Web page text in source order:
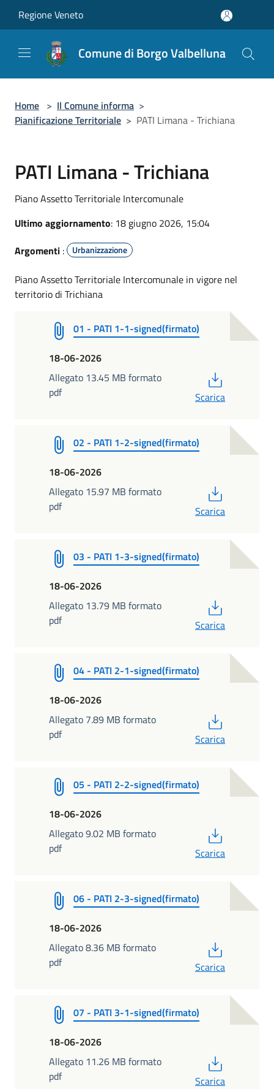
Regione Veneto
Comune di Borgo Valbelluna
Home > Il Comune informa >
Pianificazione Territoriale > PATI Limana - Trichiana
PATI Limana - Trichiana
Piano Assetto Territoriale Intercomunale
Ultimo aggiornamento: 18 giugno 2026, 15:04
Argomenti : Urbanizzazione
Piano Assetto Territoriale Intercomunale in vigore nel
territorio di Trichiana
01 - PATI 1-1-signed(firmato)
18-06-2026
Allegato 13.45 MB formato
pdf
Scarica
02 - PATI 1-2-signed(firmato)
18-06-2026
Allegato 15.97 MB formato
pdf
Scarica
03 - PATI 1-3-signed(firmato)
18-06-2026
Allegato 13.79 MB formato
pdf
Scarica
04 - PATI 2-1-signed(firmato)
18-06-2026
Allegato 7.89 MB formato
pdf
Scarica
05 - PATI 2-2-signed(firmato)
18-06-2026
Allegato 9.02 MB formato
pdf
Scarica
06 - PATI 2-3-signed(firmato)
18-06-2026
Allegato 8.36 MB formato
pdf
Scarica
07 - PATI 3-1-signed(firmato)
18-06-2026
Allegato 11.26 MB formato
pdf
Scarica